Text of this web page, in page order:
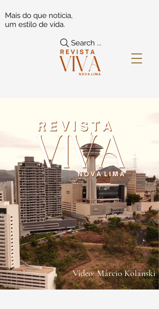
Search ...
Mais do que notícia,
um estilo de vida.
Vídeo: Márcio Kolanski